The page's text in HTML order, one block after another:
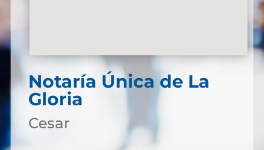
Notaría Única de La
Gloria
Cesar